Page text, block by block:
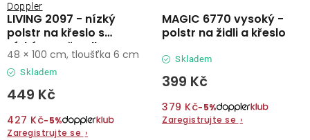
LIVING 2097 - nízký
polstr na křeslo s
nízkým opěradlem
Doppler
Skladem
449 Kč
427 Kč−5%
Zaregistrujte se ›
48 × 100 cm, tloušťka 6 cm
MAGIC 6770 vysoký -
polstr na židli a křeslo
Skladem
399 Kč
379 Kč−5%
Zaregistrujte se ›